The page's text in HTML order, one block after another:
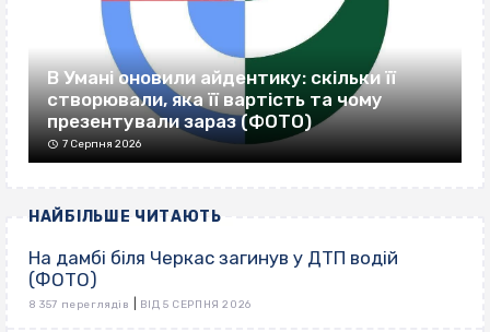
В Умані оновили айдентику: скільки її
створювали, яка її вартість та чому
презентували зараз (ФОТО)
7 Серпня 2026
НАЙБІЛЬШЕ ЧИТАЮТЬ
На дамбі біля Черкас загинув у ДТП водій
(ФОТО)
8 357 переглядів ВІД 5 СЕРПНЯ 2026